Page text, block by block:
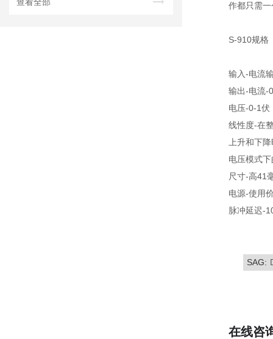
作都只需
S-910规格
输入-电流
输出-电流-
电压-0-1伏
线性度-在
上升和下
电压模式
尺寸-高41
电源-使用
脉冲延迟-
SAG:
在线咨